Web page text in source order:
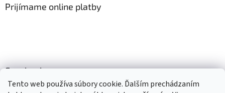
Tento web používa súbory cookie. Ďalším prechádzaním
Prijímame online platby
Facebook